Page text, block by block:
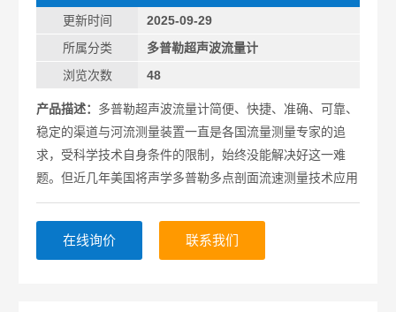
更新时间
2025-09-29
所属分类
多普勒超声波流量计
浏览次数
48
产品描述： 多普勒超声波流量计简便、快捷、准确、可靠、
稳定的渠道与河流测量装置一直是各国流量测量专家的追
求，受科学技术自身条件的限制，始终没能解决好这一难
题。但近几年美国将声学多普勒多点剖面流速测量技术应用
在这一领域后，情况得到了根本性改变。
在线询价 联系我们